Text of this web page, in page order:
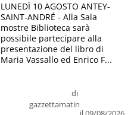
di
gazzettamatin
LUNEDÌ 10 AGOSTO ANTEY-
SAINT-ANDRÉ - Alla Sala
mostre Biblioteca sarà
possibile partecipare alla
presentazione del libro di
Maria Vassallo ed Enrico F...